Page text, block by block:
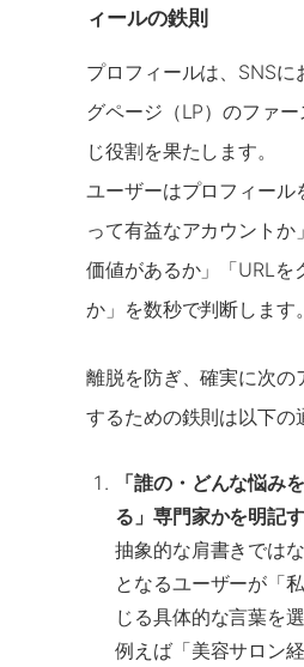
ィールの鉄則
プロフィールは、SNSに
グページ（LP）のファ
じ役割を果たします。
ユーザーはプロフィール
って有益なアカウントか
価値があるか」「URLを
か」を数秒で判断します。
離脱を防ぎ、確実に次の
するための鉄則は以下の
「誰の・どんな悩み
る」専門家かを明記
抽象的な肩書きでは
となるユーザーが「
じる具体的な言葉を選
例えば「美容サロン